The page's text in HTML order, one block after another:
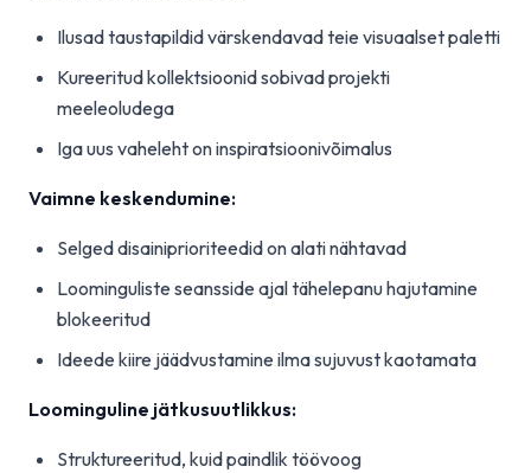
Ilusad taustapildid värskendavad teie visuaalset paletti
Kureeritud kollektsioonid sobivad projekti
meeleoludega
Iga uus vaheleht on inspiratsioonivõimalus
Vaimne keskendumine:
Selged disainiprioriteedid on alati nähtavad
Loominguliste seansside ajal tähelepanu hajutamine
blokeeritud
Ideede kiire jäädvustamine ilma sujuvust kaotamata
Loominguline jätkusuutlikkus:
Struktureeritud, kuid paindlik töövoog